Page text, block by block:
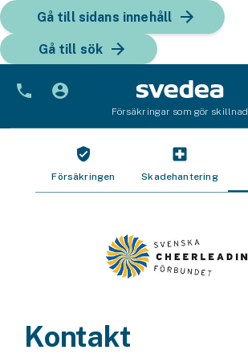
Gå till sidans innehåll
Gå till sök
Försäkringar som gör skillnad
Bilförsäkring
Snöskoterförsäkring
Försäkringen Skadehantering
Kontakt